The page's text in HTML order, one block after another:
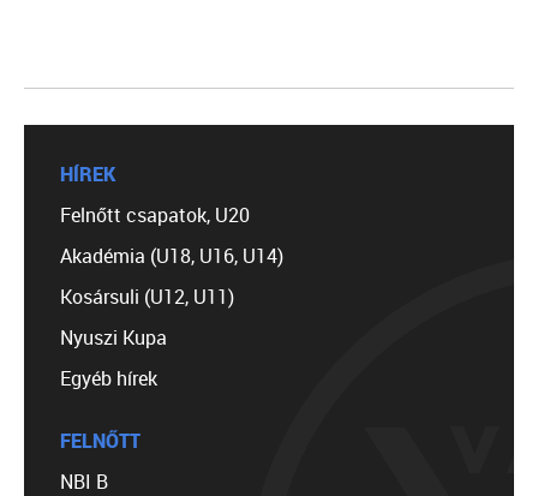
HÍREK
Felnőtt csapatok, U20
Akadémia (U18, U16, U14)
Kosársuli (U12, U11)
Nyuszi Kupa
Egyéb hírek
FELNŐTT
NBI B